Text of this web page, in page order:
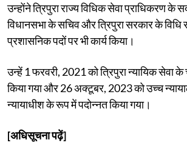
उन्होंने त्रिपुरा राज्य विधिक सेवा प्राधिकरण के
विधानसभा के सचिव और त्रिपुरा सरकार के विधि
प्रशासनिक पदों पर भी कार्य किया।
उन्हें 1 फरवरी, 2021 को त्रिपुरा न्यायिक सेवा
किया गया और 26 अक्टूबर, 2023 को उच्च
न्यायाधीश के रूप में पदोन्नत किया गया।
[अधिसूचना पढ़ें]